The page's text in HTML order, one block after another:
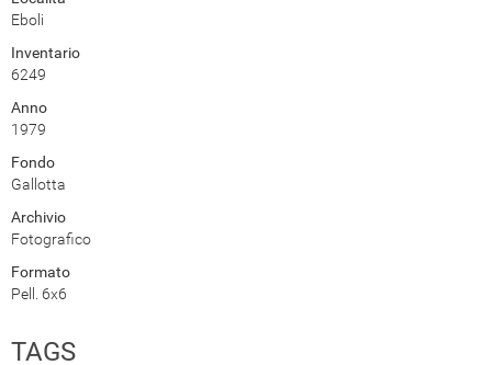
Eboli
Inventario
6249
Anno
1979
Fondo
Gallotta
Archivio
Fotografico
Formato
Pell. 6x6
TAGS